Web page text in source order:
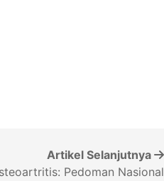
Artikel Selanjutnya
Pedoman Nasional